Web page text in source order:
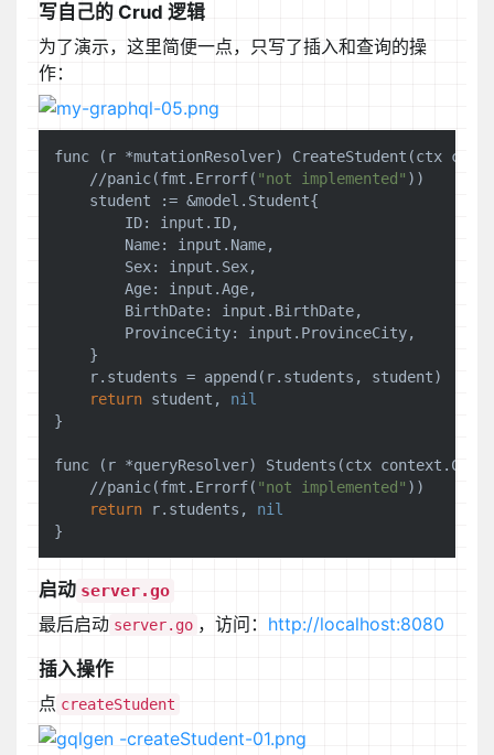
写自己的 Crud 逻辑
为了演示，这里简便一点，只写了插入和查询的操
作：
func (r *mutationResolver) CreateStudent(ctx
    //panic(fmt.Errorf(
"not implemented" ))
    student := &model.Student{
        ID:
input .ID,
        Name:
input .Name,
        Sex:
input .Sex,
        Age:
input .Age,
        BirthDate:
input .BirthDate,
        ProvinceCity:
input .ProvinceCity,
    }
    r.students = append(r.students, student)
return student, nil
}
func (r *queryResolver) Students(ctx
    //panic(fmt.Errorf(
"not implemented" ))
return r.students, nil
启动 server.go
最后启动 server.go ，访问： http://localhost:8080
插入操作
点 createStudent